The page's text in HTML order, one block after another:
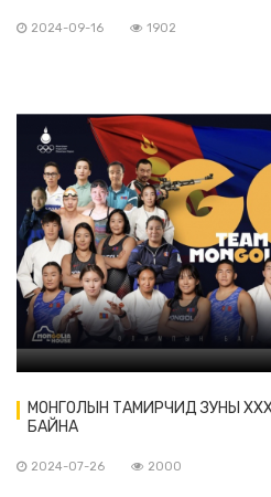
2024-09-16 1902
МОНГОЛЫН ТАМИРЧИД ЗУНЫ
БАЙНА
2024-07-26 2000